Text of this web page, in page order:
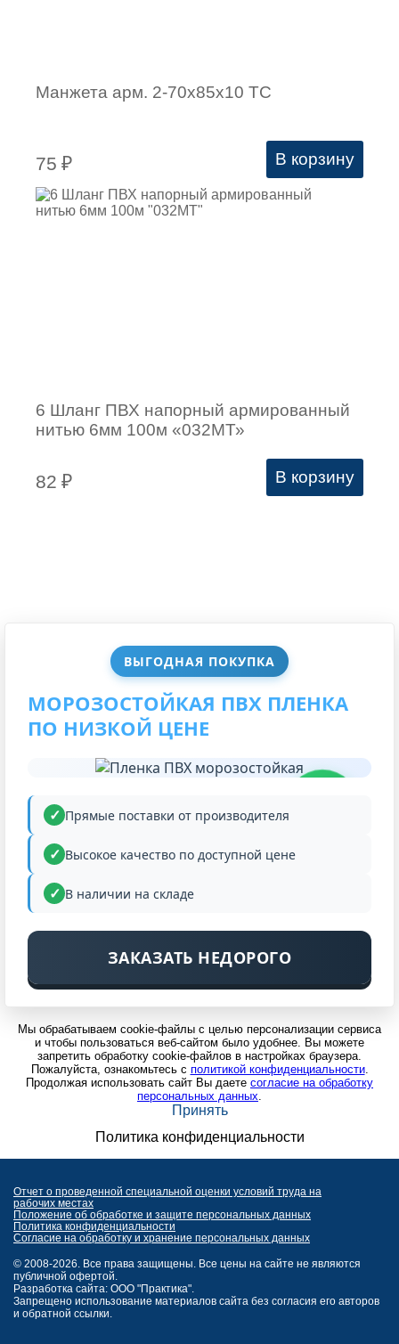
ВЫГОДНАЯ ПОКУПКА
МОРОЗОСТОЙКАЯ ПВХ ПЛЕНКА
ПО НИЗКОЙ ЦЕНЕ
Прямые поставки от производителя
Высокое качество по доступной цене
В наличии на складе
ЗАКАЗАТЬ НЕДОРОГО
Манжета арм. 2-70х85х10 ТС
75 ₽ В корзину
6 Шланг ПВХ напорный армированный
нитью 6мм 100м «032МТ»
82 ₽ В корзину
Мы обрабатываем cookie-файлы с целью персонализации сервиса
и чтобы пользоваться веб-сайтом было удобнее. Вы можете
запретить обработку cookie-файлов в настройках браузера.
Пожалуйста, ознакомьтесь с политикой конфиденциальности.
Продолжая использовать сайт Вы даете согласие на обработку
персональных данных.
Принять
Политика конфиденциальности
Отчет о проведенной специальной оценки условий труда на
рабочих местах
Положение об обработке и защите персональных данных
Политика конфиденциальности
Согласие на обработку и хранение персональных данных
© 2008-2026. Все права защищены. Все цены на сайте не являются
публичной офертой.
Разработка сайта: ООО "Практика".
Запрещено использование материалов сайта без согласия его авторов
и обратной ссылки.